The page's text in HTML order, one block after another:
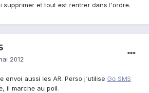
supprimer et tout est rentrer dans l'ordre.
2012
envoi aussi les AR. Perso j'utilise Go SMS
il marche au poil.